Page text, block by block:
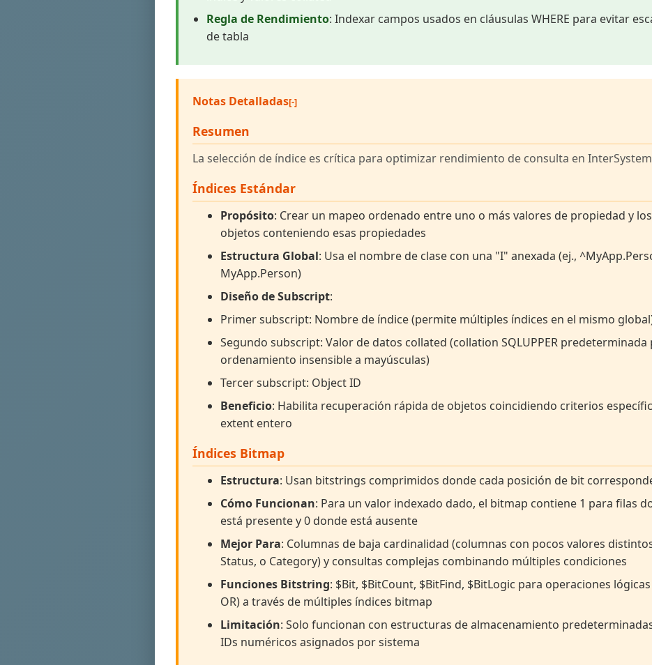
Regla de Rendimiento: Indexar campos usados en cláusulas WHERE para evitar
de tabla
Notas Detalladas
Resumen
La selección de índice es crítica para optimizar rendimiento de consulta en
Índices Estándar
Propósito: Crear un mapeo ordenado entre uno o más valores de propiedad y
objetos conteniendo esas propiedades
Estructura Global: Usa el nombre de clase con una "I" anexada (ej.,
MyApp.Person)
Diseño de Subscript:
Primer subscript: Nombre de índice (permite múltiples índices en el mismo
Segundo subscript: Valor de datos collated (collation SQLUPPER predeterminada
ordenamiento insensible a mayúsculas)
Tercer subscript: Object ID
Beneficio: Habilita recuperación rápida de objetos coincidiendo criterios
extent entero
Índices Bitmap
Estructura: Usan bitstrings comprimidos donde cada posición de bit
Cómo Funcionan: Para un valor indexado dado, el bitmap contiene 1 para filas
está presente y 0 donde está ausente
Mejor Para: Columnas de baja cardinalidad (columnas con pocos valores
Status, o Category) y consultas complejas combinando múltiples condiciones
Funciones Bitstring: $Bit, $BitCount, $BitFind, $BitLogic para operaciones
OR) a través de múltiples índices bitmap
Limitación: Solo funcionan con estructuras de almacenamiento
IDs numéricos asignados por sistema